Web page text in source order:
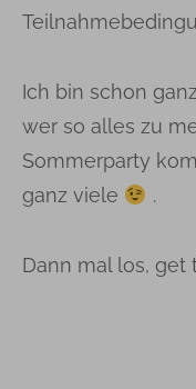
Ich bin schon
wer so alles zu
Sommerparty
ganz viele
.
Dann mal los, get